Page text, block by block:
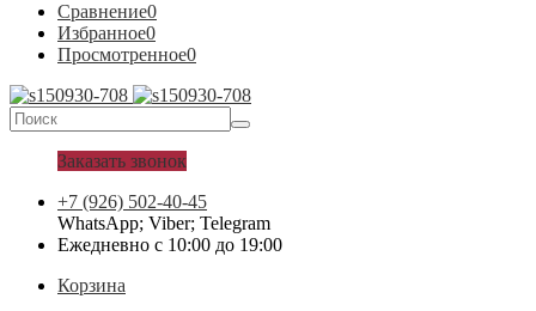
Сравнение0
Избранное0
Просмотренное0
Заказать звонок
+7 (926) 502-40-45
WhatsApp; Viber; Telegram
Ежедневно с 10:00 до 19:00
Корзина